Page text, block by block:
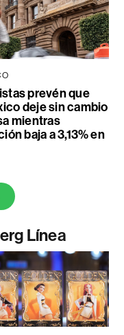
prevén que
deje sin cambio
mientras
baja a 3,13% en
Línea